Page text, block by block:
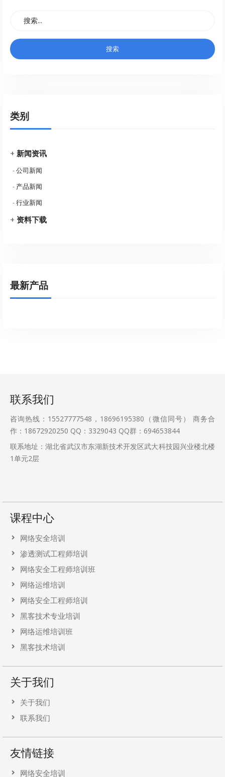
类别
+ 新闻资讯
-公司新闻
- 产品新闻
-行业新闻
+ 资料下载
最新产品
联系我们
咨询热线：15527777548，18696195380（微信同号） 商务合
作：18672920250 QQ：3329043 QQ群：694653844
联系地址：湖北省武汉市东湖新技术开发区武大科技园兴业楼北楼
1单元2层
课程中心
网络安全培训
渗透测试工程师培训
网络安全工程师培训班
网络运维培训
网络安全工程师培训
黑客技术专业培训
网络运维培训班
黑客技术培训
关于我们
关于我们
联系我们
友情链接
网络安全培训